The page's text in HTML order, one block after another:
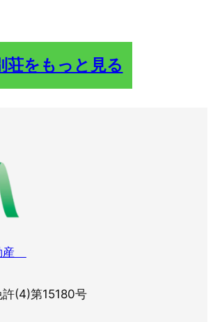
荘をもっと見る
産
(4)第15180号